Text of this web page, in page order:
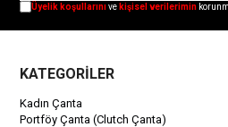
Üyelik koşullarınıve kişisel verilerimin
KATEGORİLER
Kadın Çanta
Portföy Çanta (Clutch Çanta)